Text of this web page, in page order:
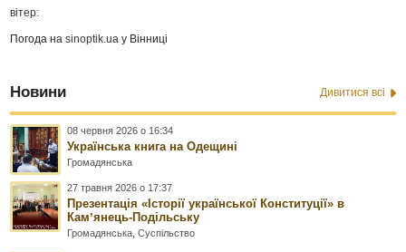
вітер:
Погода наsinoptik.ua у Вінниці
Новини Дивитися всі
08 червня 2026 о 16:34
Українська книга на Одещині
Громадянська
27 травня 2026 о 17:37
Презентація «Історії української Конституції» в
Камʼянець-Подільську
Громадянська ,Суспільство